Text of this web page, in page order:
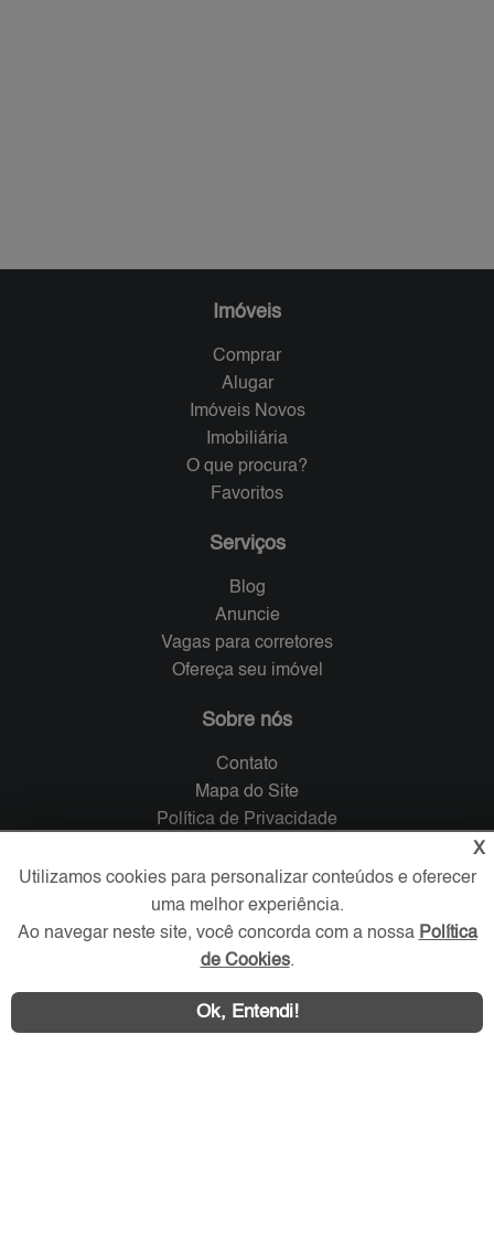
Imóveis
Comprar
Alugar
Imóveis Novos
Imobiliária
O que procura?
Favoritos
Serviços
Blog
Anuncie
Vagas para corretores
Ofereça seu imóvel
Sobre nós
Contato
Mapa do Site
Política de Privacidade
Verificada por
X
Utilizamos cookies para personalizar conteúdos e oferecer
uma melhor experiência.
Ao navegar neste site, você concorda com a nossa Política
de Cookies.
Ok, Entendi!